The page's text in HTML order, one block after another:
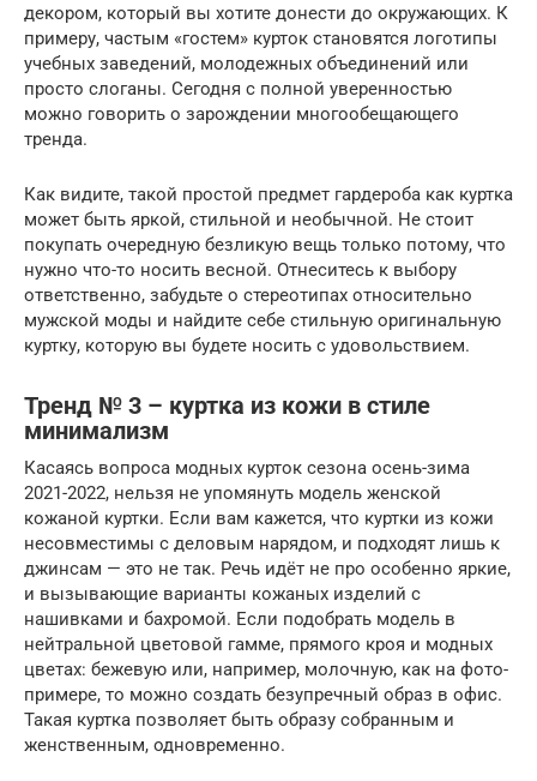
декором, который вы хотите донести до окружающих. К
примеру, частым «гостем» курток становятся логотипы
учебных заведений, молодежных объединений или
просто слоганы. Сегодня с полной уверенностью
можно говорить о зарождении многообещающего
тренда.
Как видите, такой простой предмет гардероба как куртка
может быть яркой, стильной и необычной. Не стоит
покупать очередную безликую вещь только потому, что
нужно что-то носить весной. Отнеситесь к выбору
ответственно, забудьте о стереотипах относительно
мужской моды и найдите себе стильную оригинальную
куртку, которую вы будете носить с удовольствием.
Тренд № 3 – куртка из кожи в стиле
минимализм
Касаясь вопроса модных курток сезона осень-зима
2021-2022, нельзя не упомянуть модель женской
кожаной куртки. Если вам кажется, что куртки из кожи
несовместимы с деловым нарядом, и подходят лишь к
джинсам — это не так. Речь идёт не про особенно яркие,
и вызывающие варианты кожаных изделий с
нашивками и бахромой. Если подобрать модель в
нейтральной цветовой гамме, прямого кроя и модных
цветах: бежевую или, например, молочную, как на фото-
примере, то можно создать безупречный образ в офис.
Такая куртка позволяет быть образу собранным и
женственным, одновременно.